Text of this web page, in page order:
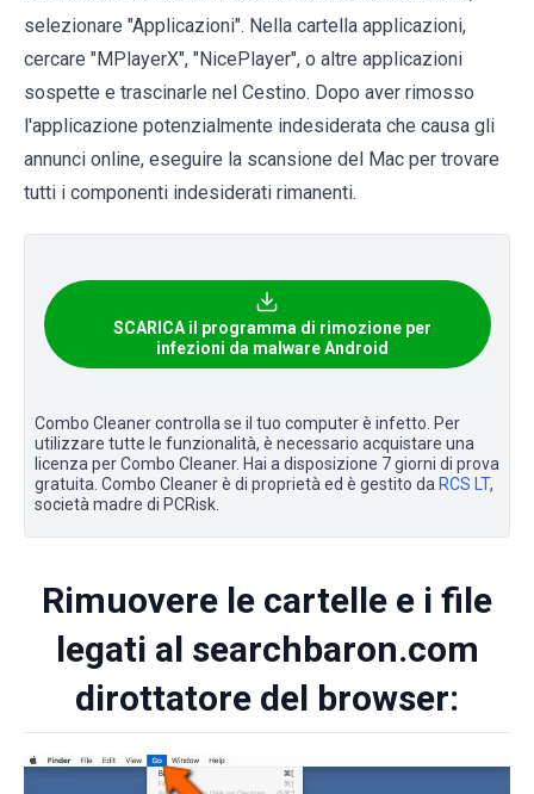
selezionare "Applicazioni". Nella cartella applicazioni,
cercare "MPlayerX", "NicePlayer", o altre applicazioni
sospette e trascinarle nel Cestino. Dopo aver rimosso
l'applicazione potenzialmente indesiderata che causa gli
annunci online, eseguire la scansione del Mac per trovare
tutti i componenti indesiderati rimanenti.
SCARICA il programma di rimozione per
infezioni da malware Android
Combo Cleaner controlla se il tuo computer è infetto. Per
utilizzare tutte le funzionalità, è necessario acquistare una
licenza per Combo Cleaner. Hai a disposizione 7 giorni di prova
gratuita. Combo Cleaner è di proprietà ed è gestito da RCS LT,
società madre di PCRisk.
Rimuovere le cartelle e i file
legati al searchbaron.com
dirottatore del browser: